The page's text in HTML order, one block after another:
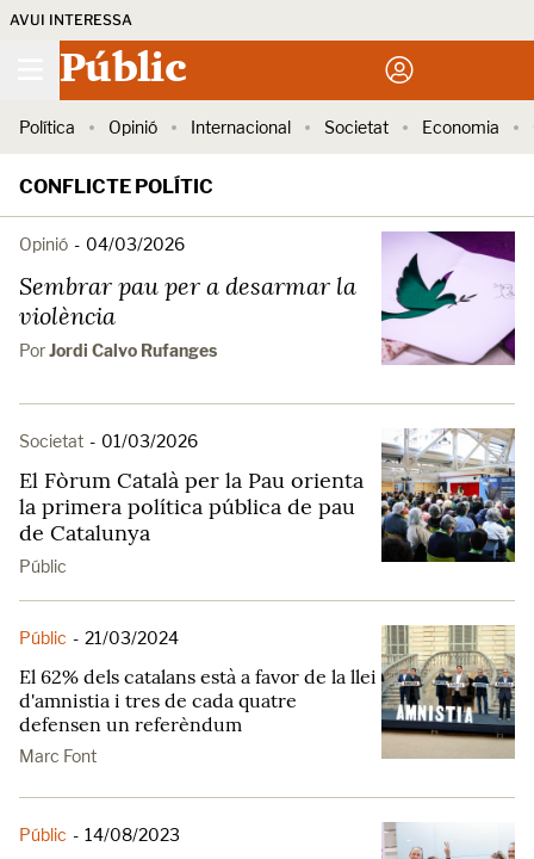
AVUI INTERESSA
Públic
Política Opinió Internacional Societat Economia
CONFLICTE POLÍTIC
Opinió - 04/03/2026
Sembrar pau per a desarmar la
violència
PorJordi Calvo Rufanges
Societat - 01/03/2026
El Fòrum Català per la Pau orienta
la primera política pública de pau
de Catalunya
Públic
Públic - 21/03/2024
El 62% dels catalans està a favor de la llei
d'amnistia i tres de cada quatre
defensen un referèndum
Marc Font
Públic - 14/08/2023